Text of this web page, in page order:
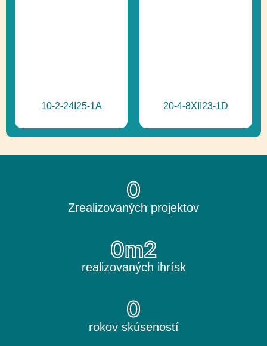
10-2-24I25-1A 20-4-8XII23-1D
Zrealizovaných projektov
0
realizovaných ihrísk
0m2
rokov skúseností
0